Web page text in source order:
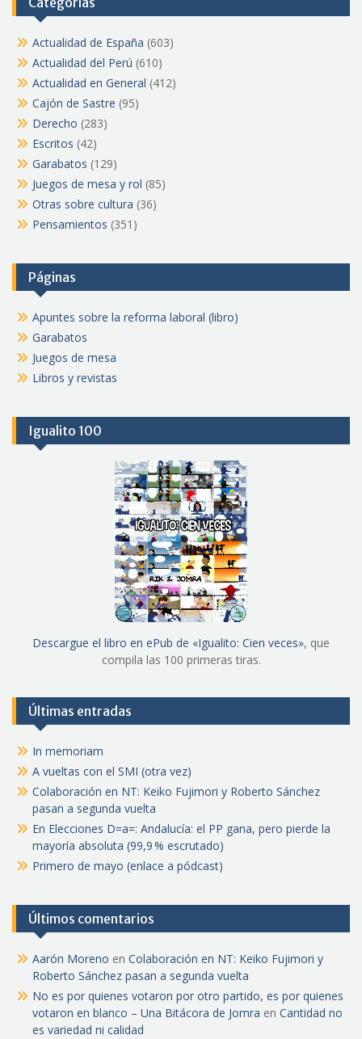
Actualidad de España (603)
Actualidad del Perú (610)
Actualidad en General (412)
Cajón de Sastre (95)
Derecho (283)
Escritos (42)
Garabatos (129)
Juegos de mesa y rol (85)
Otras sobre cultura (36)
Pensamientos (351)
Páginas
Apuntes sobre la reforma laboral (libro)
Garabatos
Juegos de mesa
Libros y revistas
Igualito 100
Descargue el libro en ePub de «Igualito: Cien veces», que
compila las 100 primeras tiras.
Últimas entradas
In memoriam
A vueltas con el SMI (otra vez)
Colaboración en NT: Keiko Fujimori y Roberto Sánchez
pasan a segunda vuelta
En Elecciones D=a=: Andalucía: el PP gana, pero pierde la
mayoría absoluta (99,9 % escrutado)
Primero de mayo (enlace a pódcast)
Últimos comentarios
Aarón Moreno en Colaboración en NT: Keiko Fujimori y
Roberto Sánchez pasan a segunda vuelta
No es por quienes votaron por otro partido, es por quienes
votaron en blanco – Una Bitácora de Jomra en Cantidad no
es variedad ni calidad